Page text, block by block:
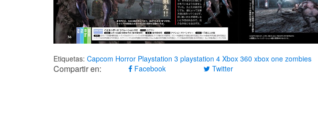
Etiquetas: Capcom Horror Playstation 3 playstation 4 Xbox 360 xbox one zombies
Compartir en: Facebook Twitter